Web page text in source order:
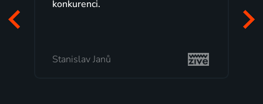
začátek programu, to je
Milada Tomešová